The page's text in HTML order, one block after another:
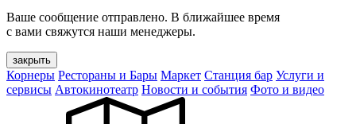
Ваше сообщение отправлено. В ближайшее время
с вами свяжутся наши менеджеры.
закрыть
Корнеры Рестораны и Бары Маркет Станция бар Услуги и
сервисы Автокинотеатр Новости и события Фото и видео